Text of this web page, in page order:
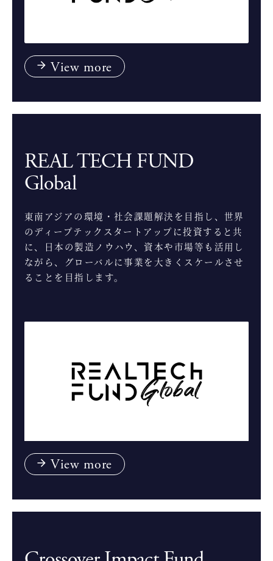
View more
REAL TECH FUND
Global
東南アジアの環境・社会課題解決を目指し、世界
のディープテックスタートアップに投資すると共
に、日本の製造ノウハウ、資本や市場等も活用し
ながら、グローバルに事業を大きくスケールさせ
ることを目指します。
View more